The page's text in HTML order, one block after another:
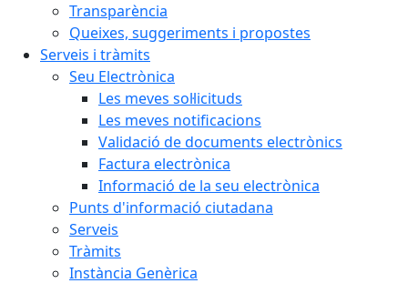
Transparència
Queixes, suggeriments i propostes
Serveis i tràmits
Seu Electrònica
Les meves sol·licituds
Les meves notificacions
Validació de documents electrònics
Factura electrònica
Informació de la seu electrònica
Punts d'informació ciutadana
Serveis
Tràmits
Instància Genèrica